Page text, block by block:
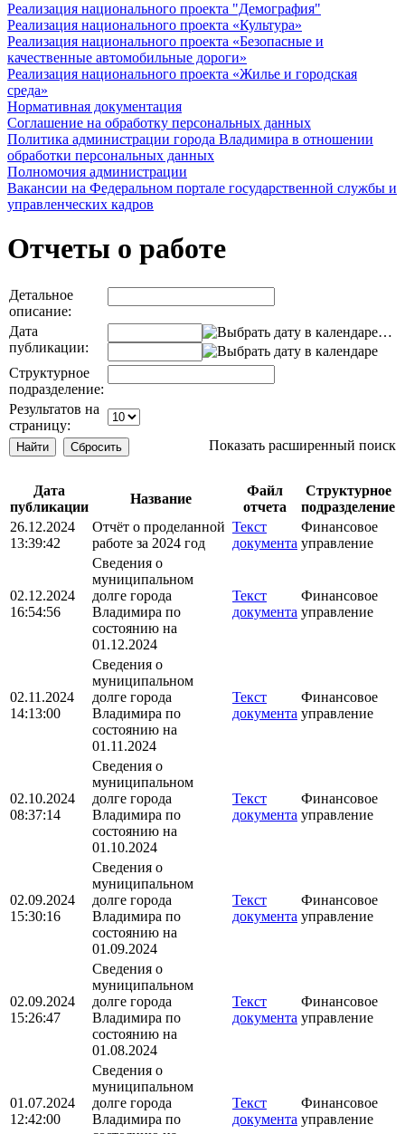
Реализация национального проекта "Демография"
Реализация национального проекта «Культура»
Реализация национального проекта «Безопасные и
качественные автомобильные дороги»
Реализация национального проекта «Жилье и городская
среда»
Нормативная документация
Соглашение на обработку персональных данных
Политика администрации города Владимира в отношении
обработки персональных данных
Полномочия администрации
Вакансии на Федеральном портале государственной службы и
управленческих кадров
Отчеты о работе
Детальное
описание:
Дата
публикации:
…
Структурное
подразделение:
Результатов на
страницу:
Показать расширенный поиск
Дата
публикации
Название
Файл
отчета
Структурное
подразделение
26.12.2024
13:39:42
Отчёт о проделанной
работе за 2024 год
Текст
документа
Финансовое
управление
02.12.2024
16:54:56
Сведения о
муниципальном
долге города
Владимира по
состоянию на
01.12.2024
Текст
документа
Финансовое
управление
02.11.2024
14:13:00
Сведения о
муниципальном
долге города
Владимира по
состоянию на
01.11.2024
Текст
документа
Финансовое
управление
02.10.2024
08:37:14
Сведения о
муниципальном
долге города
Владимира по
состоянию на
01.10.2024
Текст
документа
Финансовое
управление
02.09.2024
15:30:16
Сведения о
муниципальном
долге города
Владимира по
состоянию на
01.09.2024
Текст
документа
Финансовое
управление
02.09.2024
15:26:47
Сведения о
муниципальном
долге города
Владимира по
состоянию на
01.08.2024
Текст
документа
Финансовое
управление
01.07.2024
12:42:00
Сведения о
муниципальном
долге города
Владимира по
Текст
документа
Финансовое
управление